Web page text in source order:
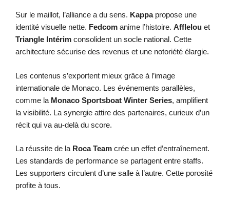
Sur le maillot, l’alliance a du sens. Kappapropose une
identité visuelle nette. Fedcom anime l’histoire. Afflelou et
Triangle Intérim consolident un socle national. Cette
architecture sécurise des revenus et une notoriété élargie.
Les contenus s’exportent mieux grâce à l’image
internationale de Monaco. Les événements parallèles,
comme la Monaco Sportsboat Winter Series, amplifient
la visibilité. La synergie attire des partenaires, curieux d’un
récit qui va au-delà du score.
La réussite de la Roca Team crée un effet d’entraînement.
Les standards de performance se partagent entre staffs.
Les supporters circulent d’une salle à l’autre. Cette porosité
profite à tous.